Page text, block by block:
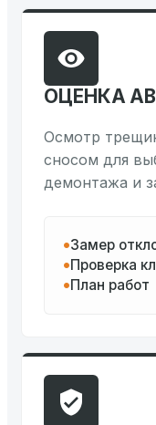
ОЦЕНКА
Осмотр
сносом для
демонтажа и
Замер
Проверка
План работ